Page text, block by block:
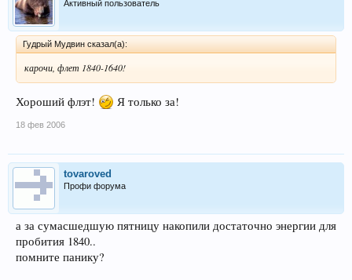
Активный пользователь
Гудрый Мудвин сказал(а):
карочи, флет 1840-1640!
Хороший флэт! Я только за!
18 фев 2006
tovaroved
Профи форума
а за сумасшедшую пятницу накопили достаточно энергии для
пробития 1840..
помните панику?